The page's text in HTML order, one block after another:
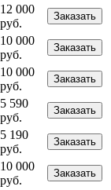
12 000
руб.
Заказать
10 000
руб.
Заказать
10 000
руб.
Заказать
5 590
руб.
Заказать
5 190
руб.
Заказать
10 000
руб.
Заказать